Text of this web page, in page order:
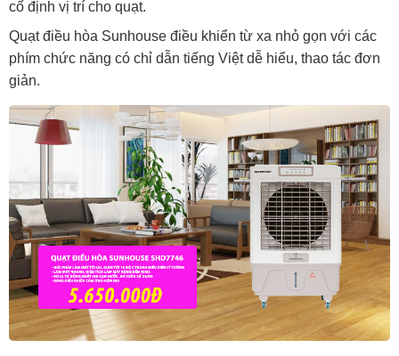
cố định vị trí cho quạt.
Quạt điều hòa Sunhouse điều khiển từ xa nhỏ gọn với các
phím chức năng có chỉ dẫn tiếng Việt dễ hiểu, thao tác đơn
giản.